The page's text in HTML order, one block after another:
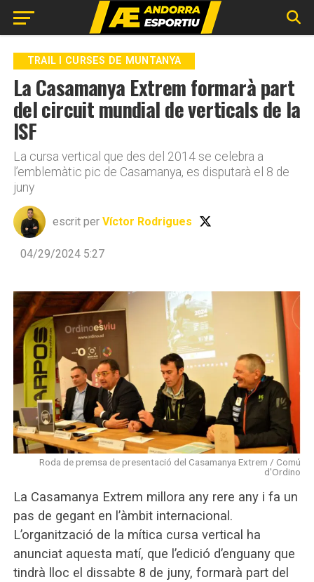
TRAIL I CURSES DE MUNTANYA
La Casamanya Extrem formarà part
del circuit mundial de verticals de la
ISF
La cursa vertical que des del 2014 se celebra a
l’emblemàtic pic de Casamanya, es disputarà el 8 de
juny
escrit per Víctor Rodrigues
04/29/2024 5:27
Roda de premsa de presentació del Casamanya Extrem / Comú
d'Ordino
La Casamanya Extrem millora any rere any i fa un
pas de gegant en l’àmbit internacional.
L’organització de la mítica cursa vertical ha
anunciat aquesta matí, que l’edició d’enguany que
tindrà lloc el dissabte 8 de juny, formarà part del
Go to mobile version